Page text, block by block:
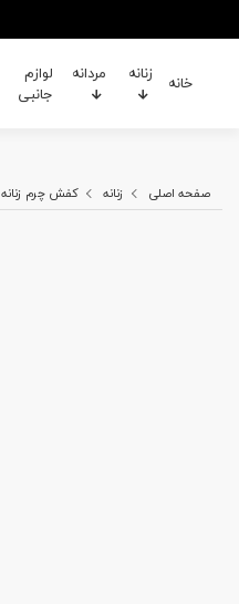
خانه زنانه مردانه
لوازم
جانبی
صفحه اصلی زنانه کفش چرم زنانه